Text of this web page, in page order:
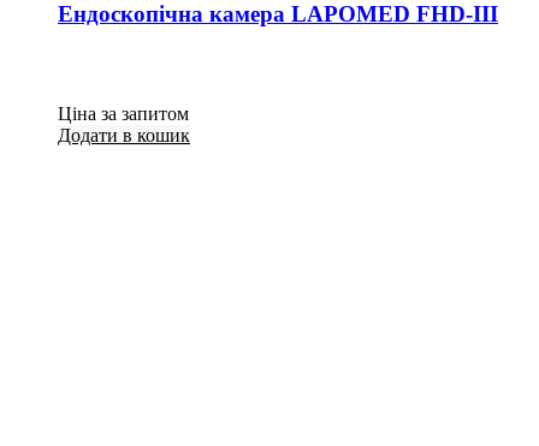
Ендоскопічна камера LAPOMED FHD-III
Ціна за запитом
Додати в кошик